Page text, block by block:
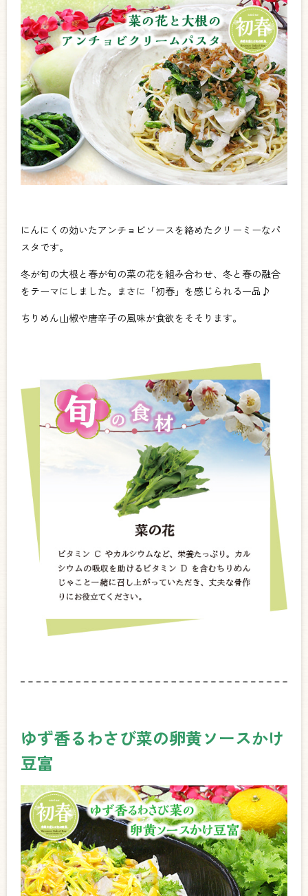
にんにくの効いたアンチョビソースを絡めたクリーミーなパ
スタです。
冬が旬の大根と春が旬の菜の花を組み合わせ、冬と春の融合
をテーマにしました。まさに「初春」を感じられる一品♪
ちりめん山椒や唐辛子の風味が食欲をそそります。
ゆず香るわさび菜の卵黄ソースかけ
豆富